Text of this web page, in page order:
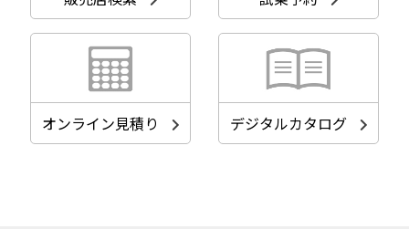
オンライン見積り デジタルカタログ